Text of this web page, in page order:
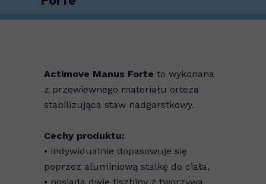
Actimove Manus Forte to wykonana
z przewiewnego materiału orteza
stabilizująca staw nadgarstkowy.
Cechy produktu:
• indywidualnie dopasowuje się
poprzez aluminiową stalkę do ciała,